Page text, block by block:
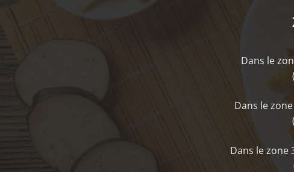
Dans le
Dans le
Dans le zone